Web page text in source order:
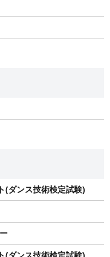
(ダンス技術検定試験)